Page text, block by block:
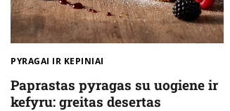
PYRAGAI IR KEPINIAI
Paprastas pyragas su uogiene ir
kefyru: greitas desertas